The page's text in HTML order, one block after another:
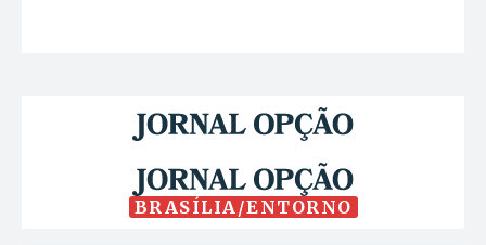
BRASÍLIA/ENTORNO